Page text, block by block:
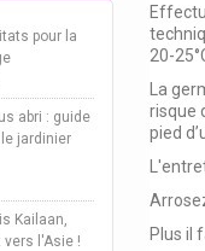
pour la
abri : guide
jardinier
Kailaan,
l'Asie !
20-
La
risque
pied
Plus il